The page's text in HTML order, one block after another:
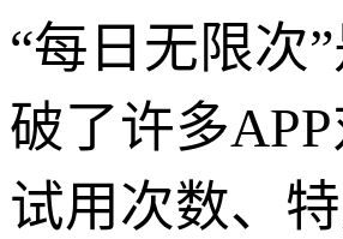
“每日无限次
破了许多
试用次数、